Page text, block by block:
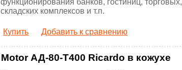
функционирования банков, гостиниц, торговых,
складских комплексов и т.п.
Купить Добавить к сравнению
Motor АД-80-Т400 Ricardo в кожухе